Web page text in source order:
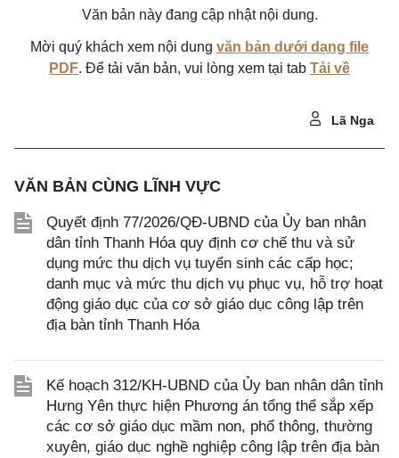
Văn bản này đang cập nhật nội dung.
Mời quý khách xem nội dung văn bản dưới dạng file
PDF. Để tải văn bản, vui lòng xem tại tab Tải về
Lã Nga
VĂN BẢN CÙNG LĨNH VỰC
Quyết định 77/2026/QĐ-UBND của Ủy ban nhân
dân tỉnh Thanh Hóa quy định cơ chế thu và sử
dụng mức thu dịch vụ tuyển sinh các cấp học;
danh mục và mức thu dịch vụ phục vụ, hỗ trợ hoạt
động giáo dục của cơ sở giáo dục công lập trên
địa bàn tỉnh Thanh Hóa
Kế hoạch 312/KH-UBND của Ủy ban nhân dân tỉnh
Hưng Yên thực hiện Phương án tổng thể sắp xếp
các cơ sở giáo dục mầm non, phổ thông, thường
xuyên, giáo dục nghề nghiệp công lập trên địa bàn